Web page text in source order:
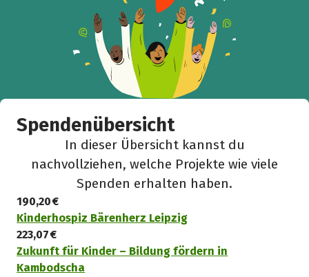
Spendenübersicht
In dieser Übersicht kannst du
nachvollziehen, welche Projekte wie viele
Spenden erhalten haben.
190,20 €
Kinderhospiz Bärenherz Leipzig
223,07 €
Zukunft für Kinder – Bildung fördern in
Kambodscha